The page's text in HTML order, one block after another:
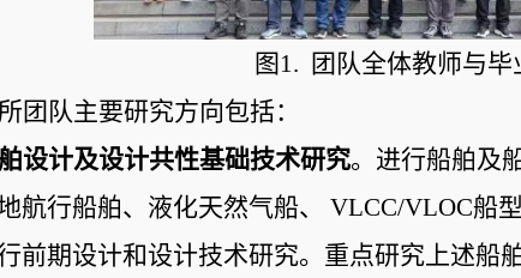
图1.  团队全体教师与
团队主要研究方向包括：
设计及设计共性基础技术研究。进行船舶及
航行船舶、液化天然气船、 VLCC/VLOC船
前期设计和设计技术研究。重点研究上述船